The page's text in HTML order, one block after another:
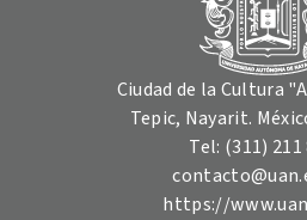
Ciudad de la Cultura
Tepic, Nayarit.
Tel: (311) 211
https://